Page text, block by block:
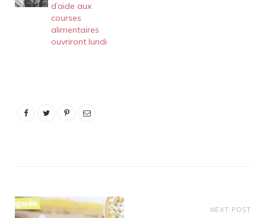
d’aide aux
courses
alimentaires
ouvriront lundi
NEXT POST